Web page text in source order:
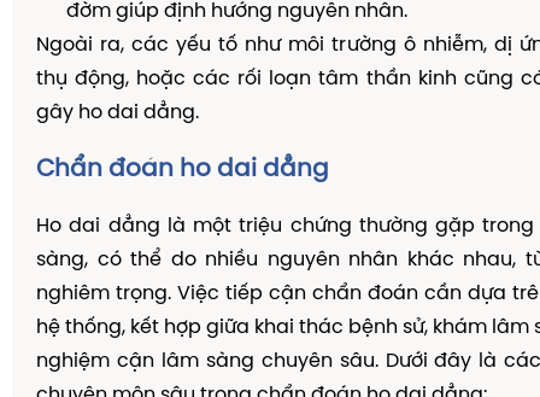
đờm giúp định hướng nguyên nhân.
Ngoài ra, các yếu tố như môi trường ô nhiễm, dị
thụ động, hoặc các rối loạn tâm thần kinh cũng
gây ho dai dẳng.
Chẩn đoán ho dai dẳng
Ho dai dẳng là một triệu chứng thường gặp
sàng, có thể do nhiều nguyên nhân khác nhau,
nghiêm trọng. Việc tiếp cận chẩn đoán cần dựa
hệ thống, kết hợp giữa khai thác bệnh sử, khám lâm
nghiệm cận lâm sàng chuyên sâu. Dưới đây là